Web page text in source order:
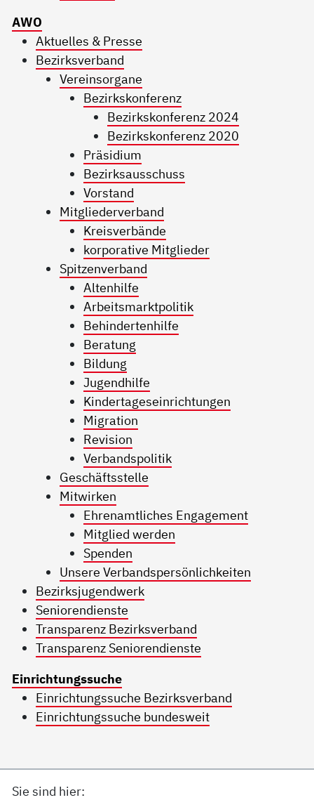
AWO
Aktuelles & Presse
Bezirksverband
Vereinsorgane
Bezirkskonferenz
Bezirkskonferenz 2024
Bezirkskonferenz 2020
Präsidium
Bezirksausschuss
Vorstand
Mitgliederverband
Kreisverbände
korporative Mitglieder
Spitzenverband
Altenhilfe
Arbeitsmarktpolitik
Behindertenhilfe
Beratung
Bildung
Jugendhilfe
Kindertageseinrichtungen
Migration
Revision
Verbandspolitik
Geschäftsstelle
Mitwirken
Ehrenamtliches Engagement
Mitglied werden
Spenden
Unsere Verbandspersönlichkeiten
Bezirksjugendwerk
Seniorendienste
Transparenz Bezirksverband
Transparenz Seniorendienste
Einrichtungssuche
Einrichtungssuche Bezirksverband
Einrichtungssuche bundesweit
Sie sind hier: